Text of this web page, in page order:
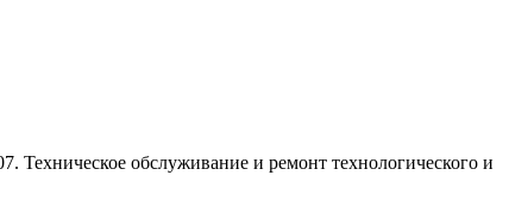
Техническое обслуживание и ремонт технологического и